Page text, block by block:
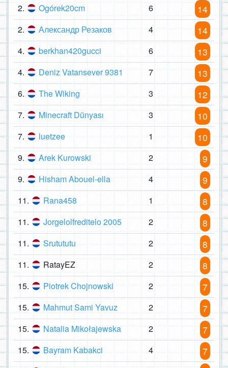
2. Ogórek20cm 6 14
2. Александр Резаков 4 14
4. berkhan420gucci 6 13
4. Deniz Vatansever 9381 7 13
6. The Wiking 3 12
7. Minecraft Dünyası 3 10
7. luetzee 1 10
9. Arek Kurowski 2 9
9. Hisham Abouel-ella 4 9
11. Rana458 1 8
11. Jorgelolfreditelo 2005 2 8
11. Srutututu 2 8
11. RatayEZ 2 8
15. Piotrek Chojnowski 2 7
15. Mahmut Sami Yavuz 2 7
15. Natalia Mikołajewska 2 7
15. Bayram Kabakci 4 7